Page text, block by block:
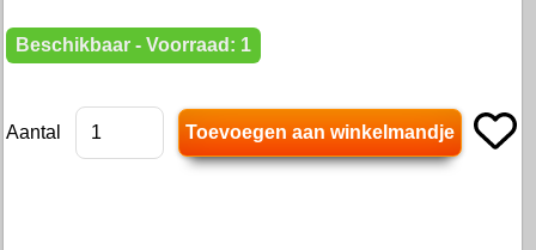
Beschikbaar - Voorraad: 1
Aantal